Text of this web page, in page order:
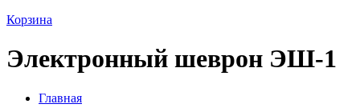
Корзина
Электронный шеврон ЭШ-1
Главная